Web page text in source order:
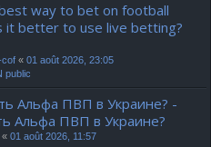
way to bet on football
it better to use live betting?
cof « 01 août 2026, 23:05
public
Альфа ПВП в Украине? -
Альфа ПВП в Украине?
« 01 août 2026, 11:57